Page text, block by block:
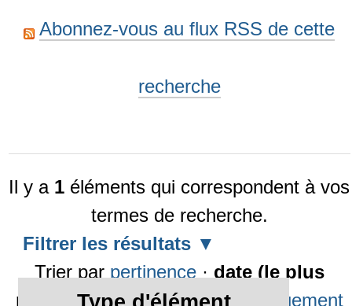
Abonnez-vous au flux RSS de cette
recherche
Il y a 1 éléments qui correspondent à vos
termes de recherche.
Filtrer les résultats
Trier par pertinence · date (le plus
récent en premier) · alphabétiquement